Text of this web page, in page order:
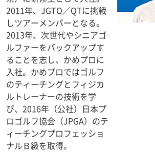
2011年、JGTO／QTに挑戦
しツアーメンバーとなる。
2013年、次世代やシニアゴ
ルファーをバックアップす
ることを志し、かめプロに
入社。かめプロではゴルフ
のティーチングとフィジカ
ルトレーナーの技術を学
び、2016年（公社）日本プ
ロゴルフ協会（JPGA）のテ
ィーチングプロフェッショ
ナルＢ級を取得。